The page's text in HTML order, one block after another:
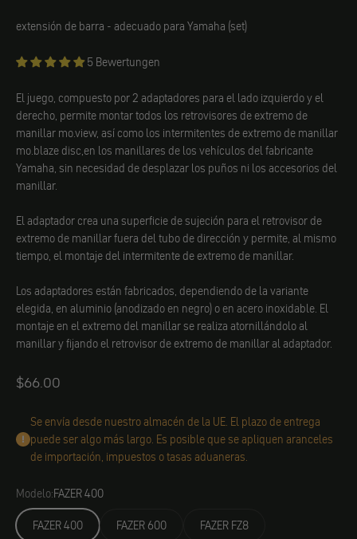
extensión de barra motogadget
- adecuado para Yamaha (set)
5 Bewertungen
El juego, compuesto por 2 adaptadores para el lado izquierdo y el
derecho, permite montar todos los retrovisores de extremo de
manillar mo.view, así como los intermitentes de extremo de manillar
mo.blaze disc,en los manillares de los vehículos del fabricante
Yamaha, sin necesidad de desplazar los puños ni los accesorios del
manillar.
El adaptador crea una superficie de sujeción para el retrovisor de
extremo de manillar fuera del tubo de dirección y permite, al mismo
tiempo, el montaje del intermitente de extremo de manillar.
Los adaptadores están fabricados, dependiendo de la variante
elegida, en aluminio (anodizado en negro) o en acero inoxidable. El
montaje en el extremo del manillar se realiza atornillándolo al
manillar y fijando el retrovisor de extremo de manillar al adaptador.
Angebot
$66.00
Se envía desde nuestro almacén de la UE. El plazo de entrega
puede ser algo más largo. Es posible que se apliquen aranceles
de importación, impuestos o tasas aduaneras.
Modelo:FAZER 400
FAZER 400
FAZER 600 FAZER FZ8